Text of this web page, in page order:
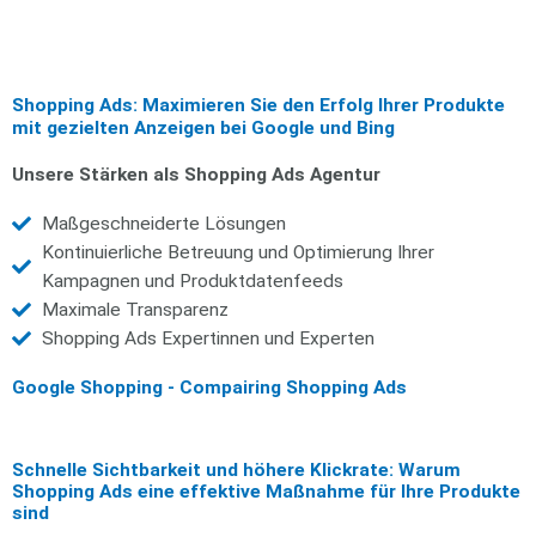
Shopping Ads: Maximieren Sie den Erfolg Ihrer Produkte
mit gezielten Anzeigen bei Google und Bing
Unsere Stärken als Shopping Ads Agentur
Maßgeschneiderte Lösungen
Kontinuierliche Betreuung und Optimierung Ihrer
Kampagnen und Produktdatenfeeds
Maximale Transparenz
Shopping Ads Expertinnen und Experten
Google Shopping - Compairing Shopping Ads
Schnelle Sichtbarkeit und höhere Klickrate: Warum
Shopping Ads eine effektive Maßnahme für Ihre Produkte
sind